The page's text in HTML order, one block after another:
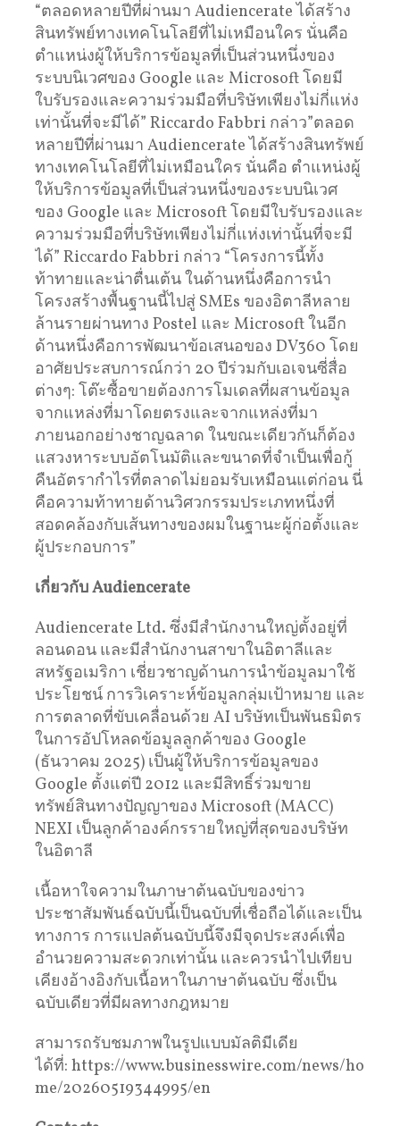
“ตลอดหลายปีที่ผ่านมา Audiencerate ได้สร้าง
สินทรัพย์ทางเทคโนโลยีที่ไม่เหมือนใคร นั่นคือ
ตำแหน่งผู้ให้บริการข้อมูลที่เป็นส่วนหนึ่งของ
ระบบนิเวศของ Google และ Microsoft โดยมี
ใบรับรองและความร่วมมือที่บริษัทเพียงไม่กี่แห่ง
เท่านั้นที่จะมีได้” Riccardo Fabbri กล่าว”ตลอด
หลายปีที่ผ่านมา Audiencerate ได้สร้างสินทรัพย์
ทางเทคโนโลยีที่ไม่เหมือนใคร นั่นคือ ตำแหน่งผู้
ให้บริการข้อมูลที่เป็นส่วนหนึ่งของระบบนิเวศ
ของ Google และ Microsoft โดยมีใบรับรองและ
ความร่วมมือที่บริษัทเพียงไม่กี่แห่งเท่านั้นที่จะมี
ได้” Riccardo Fabbri กล่าว “โครงการนี้ทั้ง
ท้าทายและน่าตื่นเต้น ในด้านหนึ่งคือการนำ
โครงสร้างพื้นฐานนี้ไปสู่ SMEs ของอิตาลีหลาย
ล้านรายผ่านทาง Postel และ Microsoft ในอีก
ด้านหนึ่งคือการพัฒนาข้อเสนอของ DV360 โดย
อาศัยประสบการณ์กว่า 20 ปีร่วมกับเอเจนซี่สื่อ
ต่างๆ: โต๊ะซื้อขายต้องการโมเดลที่ผสานข้อมูล
จากแหล่งที่มาโดยตรงและจากแหล่งที่มา
ภายนอกอย่างชาญฉลาด ในขณะเดียวกันก็ต้อง
แสวงหาระบบอัตโนมัติและขนาดที่จำเป็นเพื่อกู้
คืนอัตรากำไรที่ตลาดไม่ยอมรับเหมือนแต่ก่อน นี่
คือความท้าทายด้านวิศวกรรมประเภทหนึ่งที่
สอดคล้องกับเส้นทางของผมในฐานะผู้ก่อตั้งและ
ผู้ประกอบการ”
เกี่ยวกับAudiencerate
Audiencerate Ltd. ซึ่งมีสำนักงานใหญ่ตั้งอยู่ที่
ลอนดอน และมีสำนักงานสาขาในอิตาลีและ
สหรัฐอเมริกา เชี่ยวชาญด้านการนำข้อมูลมาใช้
ประโยชน์ การวิเคราะห์ข้อมูลกลุ่มเป้าหมาย และ
การตลาดที่ขับเคลื่อนด้วย AI บริษัทเป็นพันธมิตร
ในการอัปโหลดข้อมูลลูกค้าของ Google
(ธันวาคม 2025) เป็นผู้ให้บริการข้อมูลของ
Google ตั้งแต่ปี 2012 และมีสิทธิ์ร่วมขาย
ทรัพย์สินทางปัญญาของ Microsoft (MACC)
NEXI เป็นลูกค้าองค์กรรายใหญ่ที่สุดของบริษัท
ในอิตาลี
เนื้อหาใจความในภาษาต้นฉบับของข่าว
ประชาสัมพันธ์ฉบับนี้เป็นฉบับที่เชื่อถือได้และเป็น
ทางการ การแปลต้นฉบับนี้จึงมีจุดประสงค์เพื่อ
อำนวยความสะดวกเท่านั้น และควรนำไปเทียบ
เคียงอ้างอิงกับเนื้อหาในภาษาต้นฉบับ ซึ่งเป็น
ฉบับเดียวที่มีผลทางกฎหมาย
สามารถรับชมภาพในรูปแบบมัลติมีเดีย
ได้ที่: https://www.businesswire.com/news/ho
me/20260519344995/en